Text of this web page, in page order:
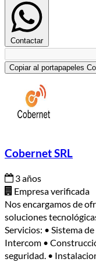
Contactar
Copiar al portapapeles
Cobernet SRL
3 años
Empresa verificada
Nos encargamos de
soluciones
Servicios: • Sistema
Intercom •
seguridad. •